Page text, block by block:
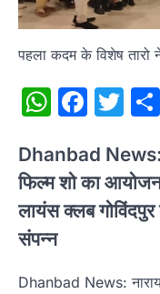
पहला कदम के विशेष तारो
Dhanbad News:
फिल्म शो का
लायंस क्लब
संपन्न
Dhanbad News: